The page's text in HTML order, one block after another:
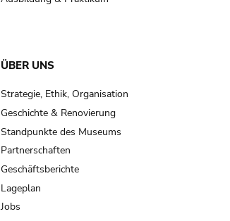
ÜBER UNS
Strategie, Ethik, Organisation
Geschichte & Renovierung
Standpunkte des Museums
Partnerschaften
Geschäftsberichte
Lageplan
Jobs